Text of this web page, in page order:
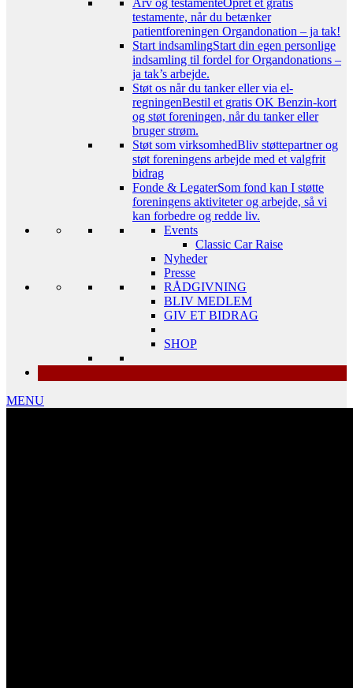
Arv og testamenteOpret et gratis
testamente, når du betænker
patientforeningen Organdonation – ja tak!
Start indsamlingStart din egen personlige
indsamling til fordel for Organdonations –
ja tak’s arbejde.
Støt os når du tanker eller via el-
regningenBestil et gratis OK Benzin-kort
og støt foreningen, når du tanker eller
bruger strøm.
Støt som virksomhedBliv støttepartner og
støt foreningens arbejde med et valgfrit
bidrag
Fonde & LegaterSom fond kan I støtte
foreningens aktiviteter og arbejde, så vi
kan forbedre og redde liv.
Events
Classic Car Raise
Nyheder
Presse
RÅDGIVNING
BLIV MEDLEM
GIV ET BIDRAG
SHOP
MENU